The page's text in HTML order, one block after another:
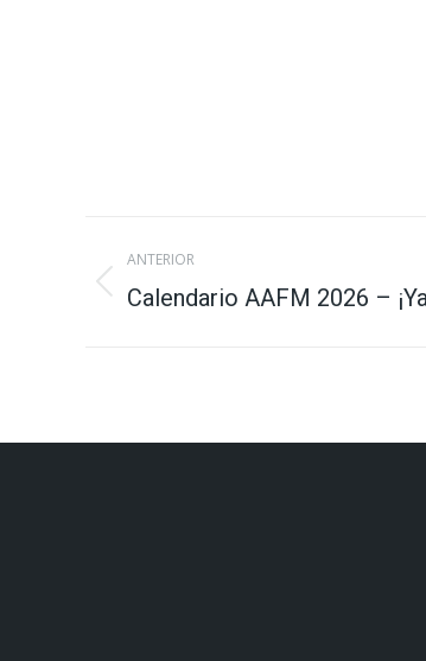
Navegación
entre
ANTERIOR
Publicación
Calendario AAFM 2026 –